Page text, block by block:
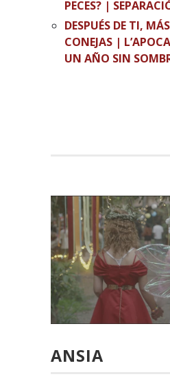
PECES? |
DESPUÉS DE TI,
CONEJAS |
UN AÑO SIN
CHANCE
AGOSTO
SOL | ENTRE DOS
JUEGOS DE
TRAYECTORIA DE
CEREMONIA DE
ANSIA